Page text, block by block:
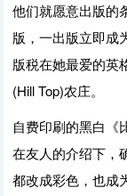
他们就愿意出版的
版，一出版立即成
版税在她最爱的英
(Hill Top)农庄。
自费印刷的黑白《
在友人的介绍下，
都改成彩色，也成